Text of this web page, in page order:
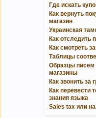
Где искать
Как вернуть
магазин
Украинская
Как отследить
Как смотреть
Таблицы
Образцы писем
магазины
Как звонить за
Как перевести
знания языка
Sales tax или